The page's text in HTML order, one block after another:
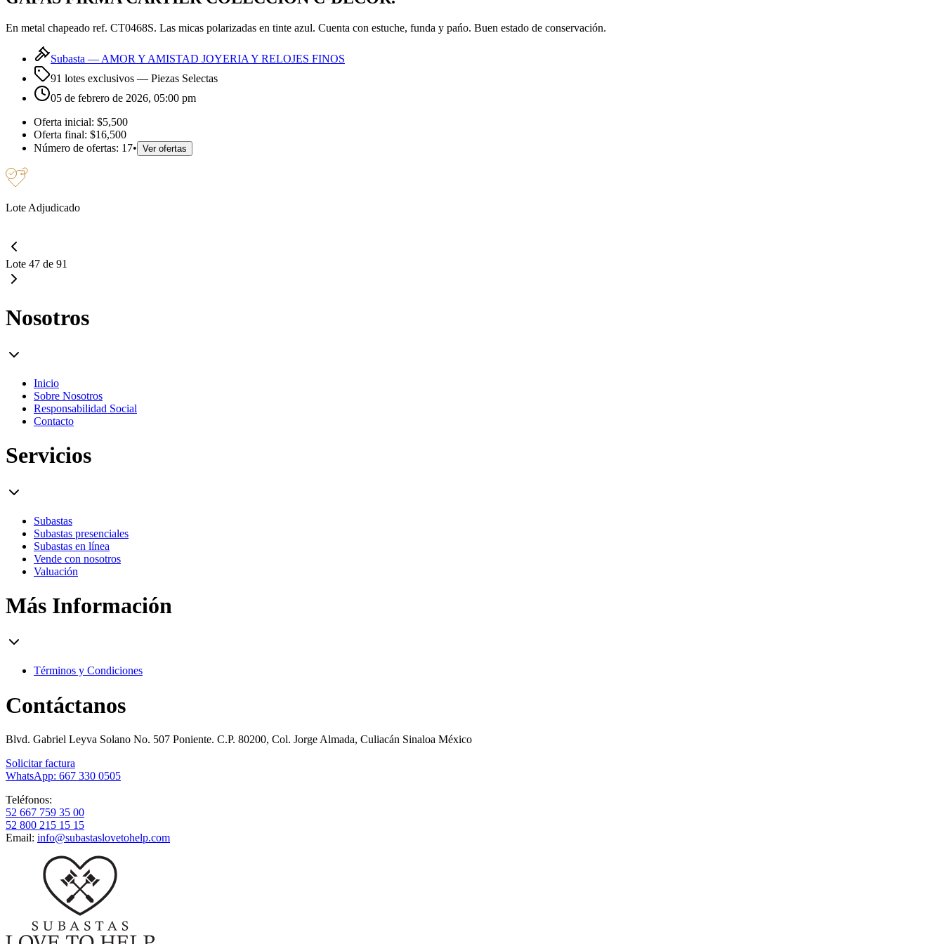
En metal chapeado ref. CT0468S. Las micas polarizadas en tinte azul. Cuenta con estuche, funda y pańo. Buen estado de conservación.
Subasta — AMOR Y AMISTAD JOYERIA Y RELOJES FINOS
91 lotes exclusivos — Piezas Selectas
05 de febrero de 2026, 05:00 pm
Oferta inicial: $5,500
Oferta final: $16,500
Número de ofertas: 17• Ver ofertas
Lote Adjudicado
Lote 47 de 91
Nosotros
Inicio
Sobre Nosotros
Responsabilidad Social
Contacto
Servicios
Subastas
Subastas presenciales
Subastas en línea
Vende con nosotros
Valuación
Más Información
Términos y Condiciones
Contáctanos
Blvd. Gabriel Leyva Solano No. 507 Poniente. C.P. 80200, Col. Jorge Almada, Culiacán Sinaloa México
Solicitar factura
WhatsApp: 667 330 0505
Teléfonos:
52 667 759 35 00
52 800 215 15 15
Email: info@subastaslovetohelp.com